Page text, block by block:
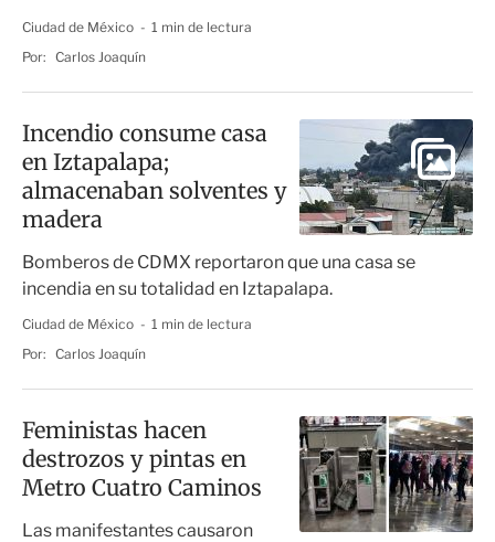
Ciudad de México
1 min de lectura
Por: Carlos Joaquín
Incendio consume casa
en Iztapalapa;
almacenaban solventes y
madera
Bomberos de CDMX reportaron que una casa se
incendia en su totalidad en Iztapalapa.
Ciudad de México
1 min de lectura
Por: Carlos Joaquín
Feministas hacen
destrozos y pintas en
Metro Cuatro Caminos
Las manifestantes causaron